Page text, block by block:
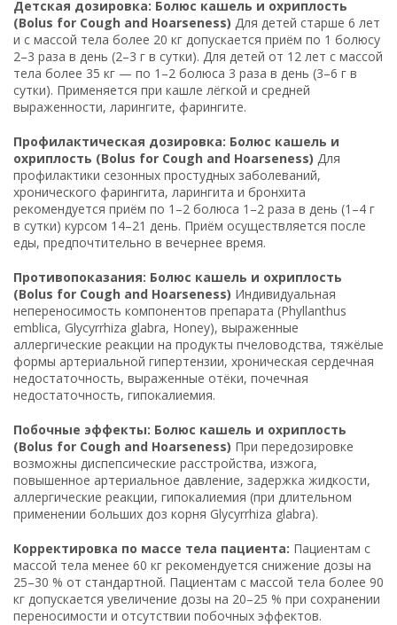
Детская дозировка: Болюс кашель и охриплость
(Bolus for Cough and Hoarseness) Для детей старше 6 лет
и с массой тела более 20 кг допускается приём по 1 болюсу
2–3 раза в день (2–3 г в сутки). Для детей от 12 лет с массой
тела более 35 кг — по 1–2 болюса 3 раза в день (3–6 г в
сутки). Применяется при кашле лёгкой и средней
выраженности, ларингите, фарингите.
Профилактическая дозировка: Болюс кашель и
охриплость (Bolus for Cough and Hoarseness) Для
профилактики сезонных простудных заболеваний,
хронического фарингита, ларингита и бронхита
рекомендуется приём по 1–2 болюса 1–2 раза в день (1–4 г
в сутки) курсом 14–21 день. Приём осуществляется после
еды, предпочтительно в вечернее время.
Противопоказания: Болюс кашель и охриплость
(Bolus for Cough and Hoarseness) Индивидуальная
непереносимость компонентов препарата (Phyllanthus
emblica, Glycyrrhiza glabra, Honey), выраженные
аллергические реакции на продукты пчеловодства, тяжёлые
формы артериальной гипертензии, хроническая сердечная
недостаточность, выраженные отёки, почечная
недостаточность, гипокалиемия.
Побочные эффекты: Болюс кашель и охриплость
(Bolus for Cough and Hoarseness) При передозировке
возможны диспепсические расстройства, изжога,
повышенное артериальное давление, задержка жидкости,
аллергические реакции, гипокалиемия (при длительном
применении больших доз корня Glycyrrhiza glabra).
Корректировка по массе тела пациента: Пациентам с
массой тела менее 60 кг рекомендуется снижение дозы на
25–30 % от стандартной. Пациентам с массой тела более 90
кг допускается увеличение дозы на 20–25 % при сохранении
переносимости и отсутствии побочных эффектов.